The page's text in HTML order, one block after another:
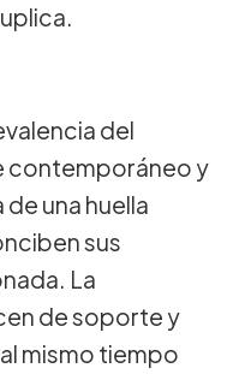
del
contemporáneo y
una huella
sus
La
de soporte y
mismo tiempo